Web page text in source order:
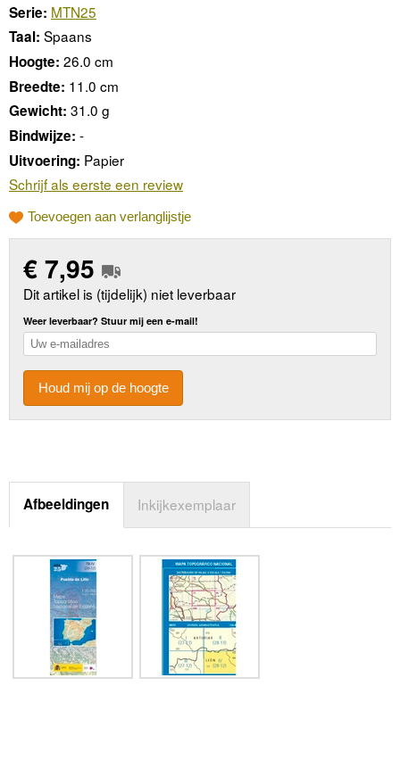
Serie: MTN25
Taal: Spaans
Hoogte: 26.0 cm
Breedte: 11.0 cm
Gewicht: 31.0 g
Bindwijze: -
Uitvoering: Papier
Schrijf als eerste een review
Toevoegen aan verlanglijstje
€7,95
Dit artikel is (tijdelijk) niet leverbaar
Weer leverbaar? Stuur mij een e-mail!
Houd mij op de hoogte
Afbeeldingen Inkijkexemplaar